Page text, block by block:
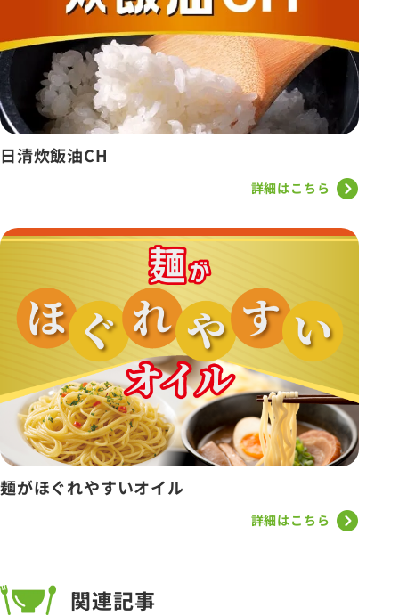
日清炊飯油CH
詳細はこちら
麺がほぐれやすいオイル
詳細はこちら
関連記事